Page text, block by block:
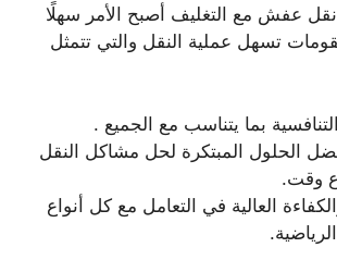
عفش مع التغليف أصبح الأمر سهلًا
تسهل عملية النقل والتي تتمثل
بما يتناسب مع الجميع .
الحلول المبتكرة لحل مشاكل النقل
وقت.
العالية في التعامل مع كل أنواع